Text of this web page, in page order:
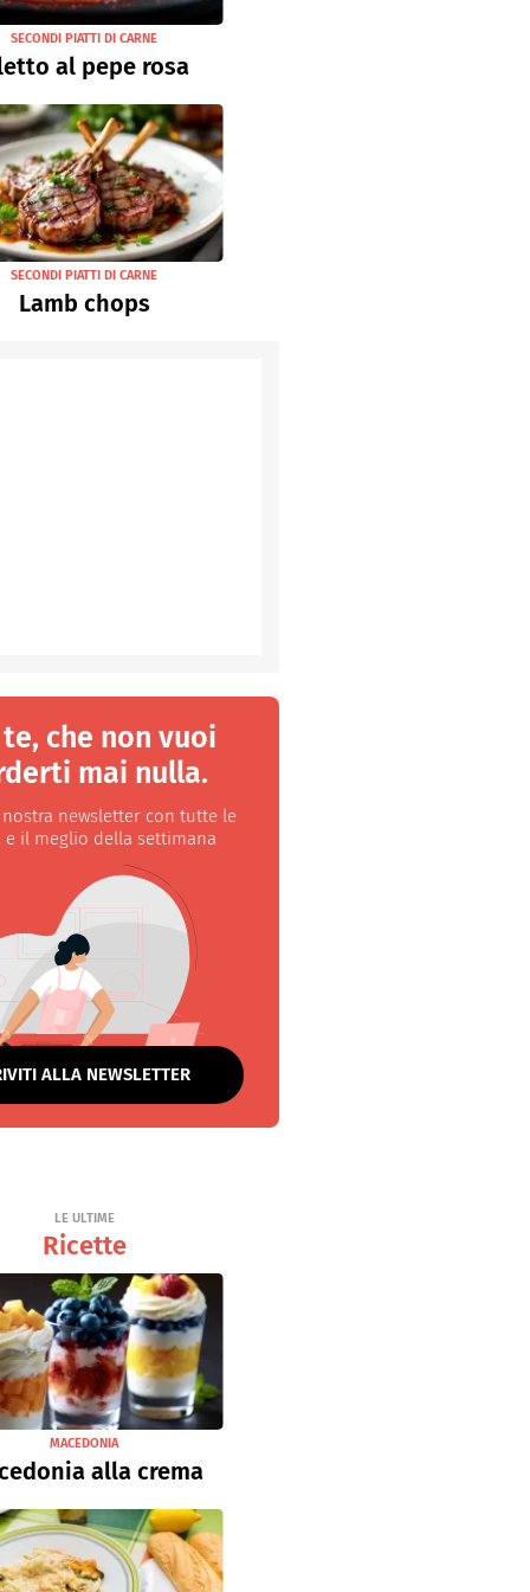
SECONDI PIATTI DI CARNE
al pepe rosa
SECONDI PIATTI DI CARNE
Lamb chops
che non vuoi
mai nulla.
nostra newsletter con tutte le
e il meglio della settimana
ALLA NEWSLETTER
LE ULTIME
Ricette
MACEDONIA
alla crema